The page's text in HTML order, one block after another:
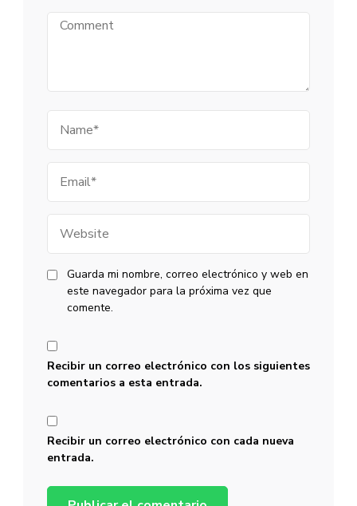
Comment
Guarda mi nombre, correo electrónico y web en
este navegador para la próxima vez que
comente.
Recibir un correo electrónico con los siguientes
comentarios a esta entrada.
Recibir un correo electrónico con cada nueva
entrada.